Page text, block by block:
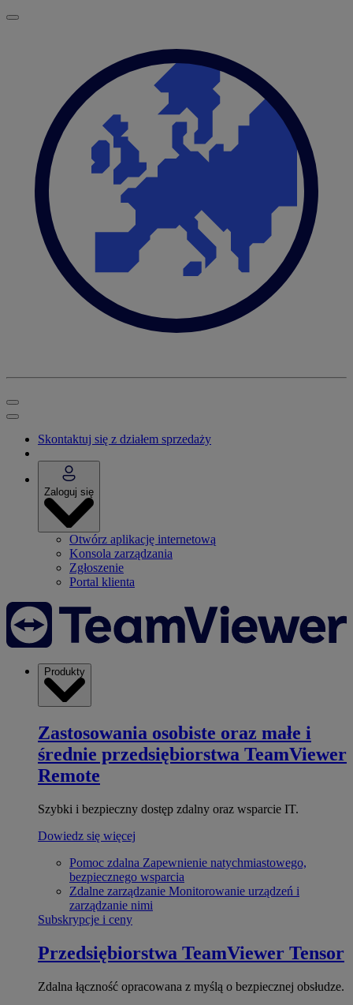
Skontaktuj się z działem sprzedaży
Zaloguj się
Otwórz aplikację internetową
Konsola zarządzania
Zgłoszenie
Portal klienta
Produkty
Zastosowania osobiste oraz małe i
średnie przedsiębiorstwa TeamViewer
Remote
Szybki i bezpieczny dostęp zdalny oraz wsparcie IT.
Dowiedz się więcej
Pomoc zdalna Zapewnienie natychmiastowego,
bezpiecznego wsparcia
Zdalne zarządzanie Monitorowanie urządzeń i
zarządzanie nimi
Subskrypcje i ceny
Przedsiębiorstwa TeamViewer Tensor
Zdalna łączność opracowana z myślą o bezpiecznej obsłudze.